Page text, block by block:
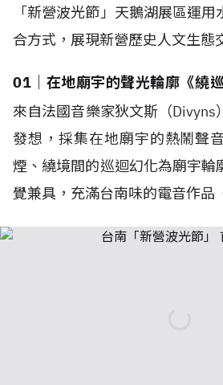
「新營波光節」天鵝湖展區運
合方式，展現新營歷史人文生態
01｜在地廟宇的聲光輪廓《繞巡
來自法國音樂家狄文斯（Divyns
發想，採集在地廟宇的熱鬧聲
煙、繞境間的巡迴幻化為廟宇輪
覺兼具，充滿台南味的電音作品